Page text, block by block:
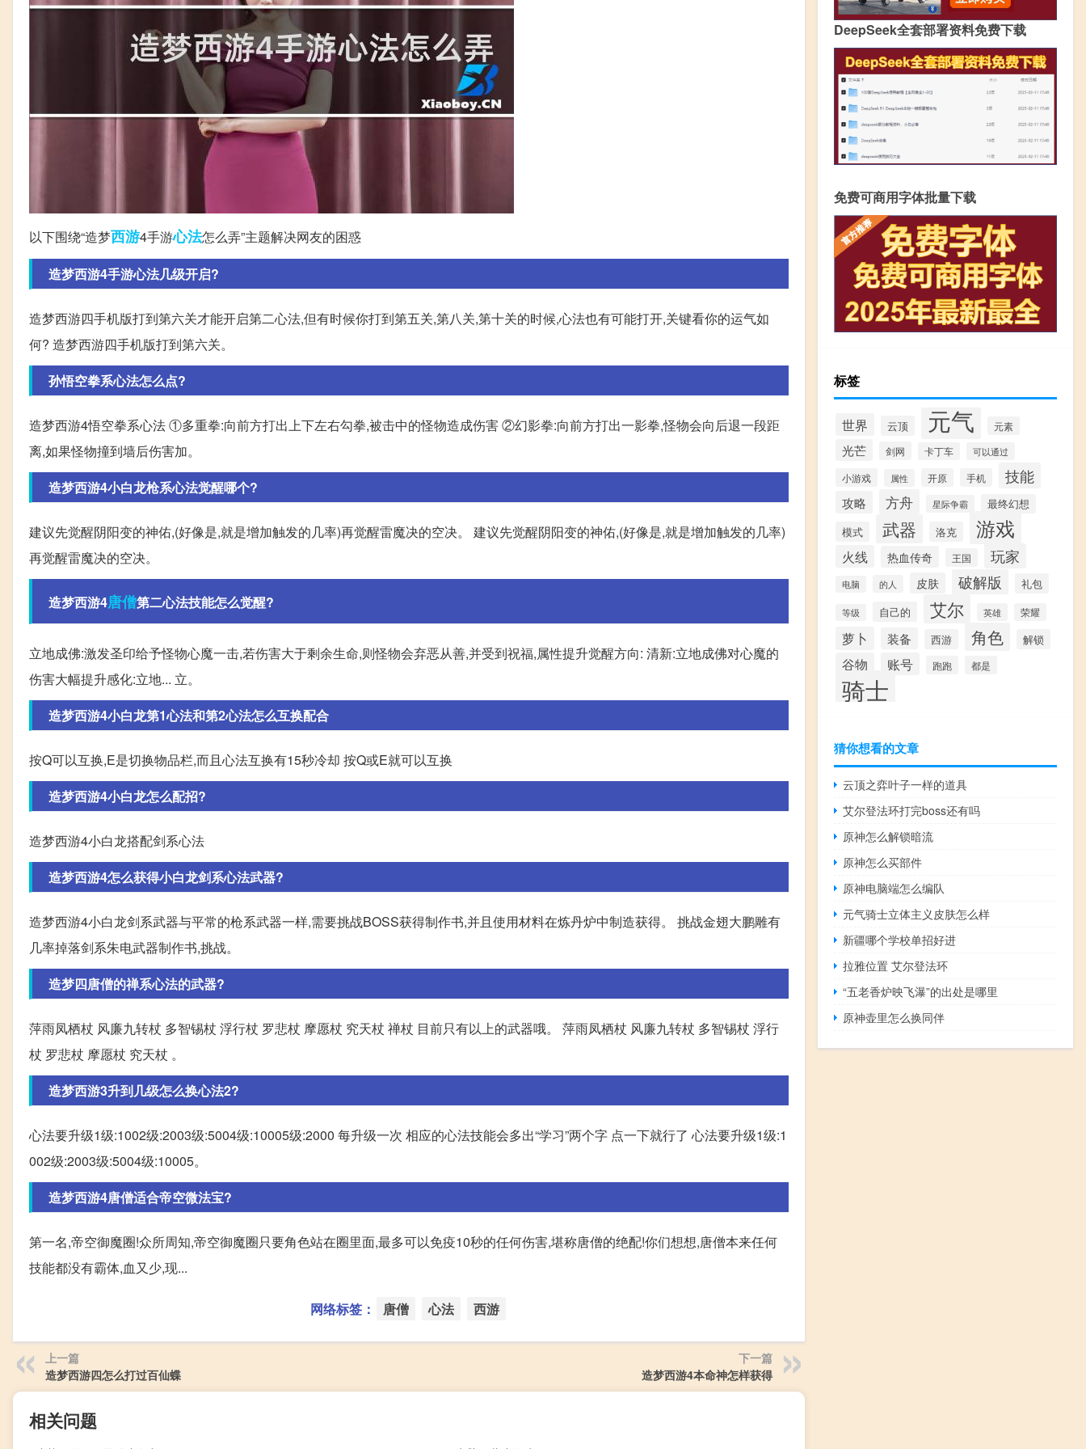
以下围绕“造梦西游4手游心法怎么弄”主题解决网友的困惑
造梦西游4手游心法几级开启?
造梦西游四手机版打到第六关才能开启第二心法,但有时候你打到第五关,第八关,第十关的时候,心法也有可能打开,关键看你的运气如
何? 造梦西游四手机版打到第六关。
孙悟空拳系心法怎么点?
造梦西游4悟空拳系心法 ①多重拳:向前方打出上下左右勾拳,被击中的怪物造成伤害 ②幻影拳:向前方打出一影拳,怪物会向后退一段距
离,如果怪物撞到墙后伤害加。
造梦西游4小白龙枪系心法觉醒哪个?
建议先觉醒阴阳变的神佑,(好像是,就是增加触发的几率)再觉醒雷魔决的空决。 建议先觉醒阴阳变的神佑,(好像是,就是增加触发的几率)
再觉醒雷魔决的空决。
造梦西游4唐僧第二心法技能怎么觉醒?
立地成佛:激发圣印给予怪物心魔一击,若伤害大于剩余生命,则怪物会弃恶从善,并受到祝福,属性提升觉醒方向: 清新:立地成佛对心魔的
伤害大幅提升感化:立地... 立。
造梦西游4小白龙第1心法和第2心法怎么互换配合
按Q可以互换,E是切换物品栏,而且心法互换有15秒冷却 按Q或E就可以互换
造梦西游4小白龙怎么配招?
造梦西游4小白龙搭配剑系心法
造梦西游4怎么获得小白龙剑系心法武器?
造梦西游4小白龙剑系武器与平常的枪系武器一样,需要挑战BOSS获得制作书,并且使用材料在炼丹炉中制造获得。 挑战金翅大鹏雕有
几率掉落剑系朱电武器制作书,挑战。
造梦四唐僧的禅系心法的武器?
萍雨凤栖杖 风廉九转杖 多智锡杖 浮行杖 罗悲杖 摩愿杖 究天杖 禅杖 目前只有以上的武器哦。 萍雨凤栖杖 风廉九转杖 多智锡杖 浮行
杖 罗悲杖 摩愿杖 究天杖 。
造梦西游3升到几级怎么换心法2?
心法要升级1级:1002级:2003级:5004级:10005级:2000 每升级一次 相应的心法技能会多出“学习”两个字 点一下就行了 心法要升级1级:1
002级:2003级:5004级:10005。
造梦西游4唐僧适合帝空微法宝?
第一名,帝空御魔圈!众所周知,帝空御魔圈只要角色站在圈里面,最多可以免疫10秒的任何伤害,堪称唐僧的绝配!你们想想,唐僧本来任何
技能都没有霸体,血又少,现...
网络标签： 唐僧 心法 西游
上一篇
造梦西游四怎么打过百仙蝶
下一篇
造梦西游4本命神怎样获得
相关问题
DeepSeek全套部署资料免费下载
免费可商用字体批量下载
标签
世界 云顶 元气 元素
光芒 剑网 卡丁车 可以通过
小游戏 属性 开原 手机 技能
攻略 方舟 星际争霸 最终幻想
模式 武器 洛克 游戏
火线 热血传奇 王国 玩家
电脑 的人 皮肤 破解版 礼包
等级 自己的 艾尔 英雄 荣耀
萝卜 装备 西游 角色 解锁
谷物 账号 跑跑 都是
骑士
猜你想看的文章
云顶之弈叶子一样的道具
艾尔登法环打完boss还有吗
原神怎么解锁暗流
原神怎么买部件
原神电脑端怎么编队
元气骑士立体主义皮肤怎么样
新疆哪个学校单招好进
拉雅位置 艾尔登法环
“五老香炉映飞瀑”的出处是哪里
原神壶里怎么换同伴